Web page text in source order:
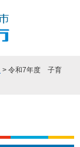
> 令和7年度 子育